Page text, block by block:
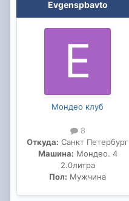
Evgenspbavto
Мондео клуб
8
Откуда: Санкт Петербург
Машина: Мондео. 4
2.0литра
Пол: Мужчина